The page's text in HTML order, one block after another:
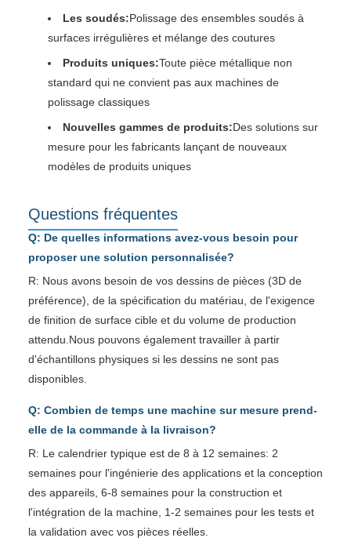
Les soudés:Polissage des ensembles soudés à
surfaces irrégulières et mélange des coutures
Produits uniques:Toute pièce métallique non
standard qui ne convient pas aux machines de
polissage classiques
Nouvelles gammes de produits:Des solutions sur
mesure pour les fabricants lançant de nouveaux
modèles de produits uniques
Questions fréquentes
Q: De quelles informations avez-vous besoin pour
proposer une solution personnalisée?
R: Nous avons besoin de vos dessins de pièces (3D de
préférence), de la spécification du matériau, de l'exigence
de finition de surface cible et du volume de production
attendu.Nous pouvons également travailler à partir
d'échantillons physiques si les dessins ne sont pas
disponibles.
Q: Combien de temps une machine sur mesure prend-
elle de la commande à la livraison?
R: Le calendrier typique est de 8 à 12 semaines: 2
semaines pour l'ingénierie des applications et la conception
des appareils, 6-8 semaines pour la construction et
l'intégration de la machine, 1-2 semaines pour les tests et
la validation avec vos pièces réelles.